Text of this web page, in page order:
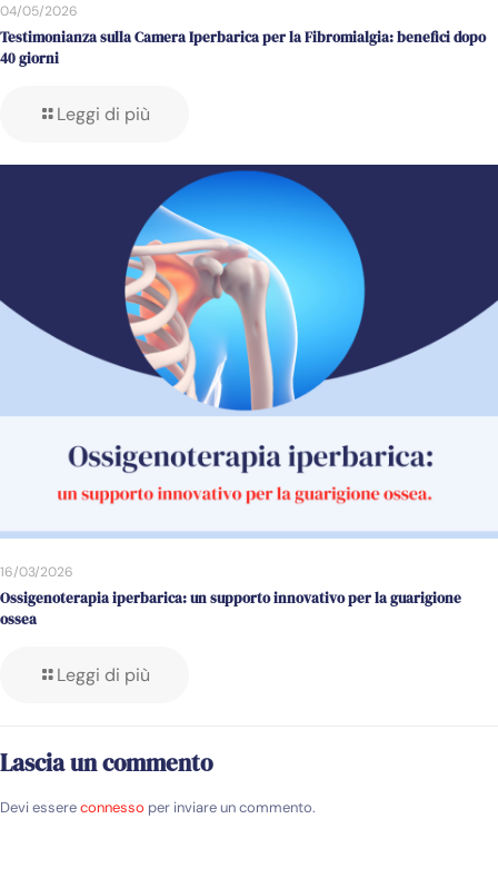
04/05/2026
Testimonianza sulla Camera Iperbarica per la Fibromialgia: benefici dopo
40 giorni
Leggi di più
16/03/2026
Ossigenoterapia iperbarica: un supporto innovativo per la guarigione
ossea
Leggi di più
Lascia un commento
Devi essereconnesso per inviare un commento.